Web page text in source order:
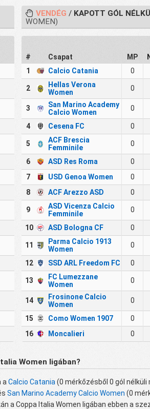
VENDÉG /KAPOTT GÓL
WOMEN)
# Csapat MP
1
Calcio Catania 0
2
Hellas Verona
Women
0
3
San Marino Academy
Calcio Women
0
4 Cesena FC 0
5
ACF Brescia
Femminile
0
6 ASD Res Roma 0
7
USD Genoa Women 0
8
ACF Arezzo ASD 0
9
ASD Vicenza Calcio
Femminile
0
10 ASD Bologna CF 0
11
Parma Calcio 1913
Women
0
12 SSD ARL Freedom FC 0
13
FC Lumezzane
Women
0
14
Frosinone Calcio
Women
0
15 Como Women 1907 0
16
Moncalieri 0
Women ligában?
a Calcio Catania (0 mérkőzésből 0 gól
San Marino Academy Calcio Women (0
Coppa Italia Women ligában ebben a